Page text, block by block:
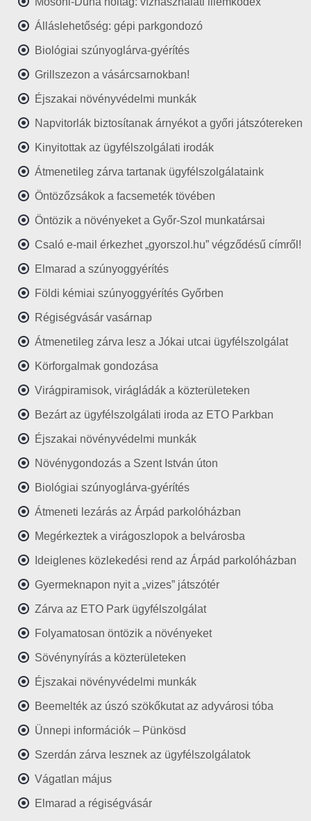
Álláslehetőség: gépi parkgondozó
Biológiai szúnyoglárva-gyérítés
Grillszezon a vásárcsarnokban!
Éjszakai növényvédelmi munkák
Napvitorlák biztosítanak árnyékot a győri játszótereken
Kinyitottak az ügyfélszolgálati irodák
Átmenetileg zárva tartanak ügyfélszolgálataink
Öntözőzsákok a facsemeték tövében
Öntözik a növényeket a Győr-Szol munkatársai
Csaló e-mail érkezhet „gyorszol.hu” végződésű címről!
Elmarad a szúnyoggyérítés
Földi kémiai szúnyoggyérítés Győrben
Régiségvásár vasárnap
Átmenetileg zárva lesz a Jókai utcai ügyfélszolgálat
Körforgalmak gondozása
Virágpiramisok, virágládák a közterületeken
Bezárt az ügyfélszolgálati iroda az ETO Parkban
Éjszakai növényvédelmi munkák
Növénygondozás a Szent István úton
Biológiai szúnyoglárva-gyérítés
Átmeneti lezárás az Árpád parkolóházban
Megérkeztek a virágoszlopok a belvárosba
Ideiglenes közlekedési rend az Árpád parkolóházban
Gyermeknapon nyit a „vizes” játszótér
Zárva az ETO Park ügyfélszolgálat
Folyamatosan öntözik a növényeket
Sövénynyírás a közterületeken
Éjszakai növényvédelmi munkák
Beemelték az úszó szökőkutat az adyvárosi tóba
Ünnepi információk – Pünkösd
Szerdán zárva lesznek az ügyfélszolgálatok
Vágatlan május
Elmarad a régiségvásár